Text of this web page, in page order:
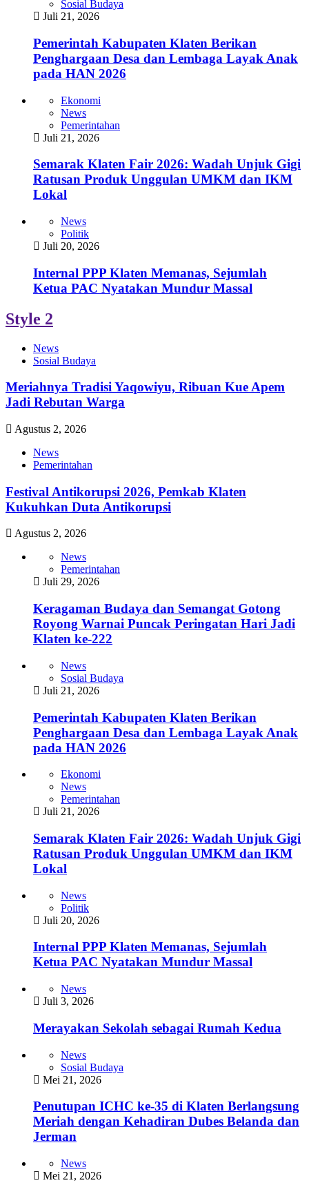
Sosial Budaya
Juli 21, 2026
Pemerintah Kabupaten Klaten Berikan
Penghargaan Desa dan Lembaga Layak Anak
pada HAN 2026
Ekonomi
News
Pemerintahan
Juli 21, 2026
Semarak Klaten Fair 2026: Wadah Unjuk Gigi
Ratusan Produk Unggulan UMKM dan IKM
Lokal
News
Politik
Juli 20, 2026
Internal PPP Klaten Memanas, Sejumlah
Ketua PAC Nyatakan Mundur Massal
Style 2
News
Sosial Budaya
Meriahnya Tradisi Yaqowiyu, Ribuan Kue Apem
Jadi Rebutan Warga
Agustus 2, 2026
News
Pemerintahan
Festival Antikorupsi 2026, Pemkab Klaten
Kukuhkan Duta Antikorupsi
Agustus 2, 2026
News
Pemerintahan
Juli 29, 2026
Keragaman Budaya dan Semangat Gotong
Royong Warnai Puncak Peringatan Hari Jadi
Klaten ke-222
News
Sosial Budaya
Juli 21, 2026
Pemerintah Kabupaten Klaten Berikan
Penghargaan Desa dan Lembaga Layak Anak
pada HAN 2026
Ekonomi
News
Pemerintahan
Juli 21, 2026
Semarak Klaten Fair 2026: Wadah Unjuk Gigi
Ratusan Produk Unggulan UMKM dan IKM
Lokal
News
Politik
Juli 20, 2026
Internal PPP Klaten Memanas, Sejumlah
Ketua PAC Nyatakan Mundur Massal
News
Juli 3, 2026
Merayakan Sekolah sebagai Rumah Kedua
News
Sosial Budaya
Mei 21, 2026
Penutupan ICHC ke-35 di Klaten Berlangsung
Meriah dengan Kehadiran Dubes Belanda dan
Jerman
News
Mei 21, 2026